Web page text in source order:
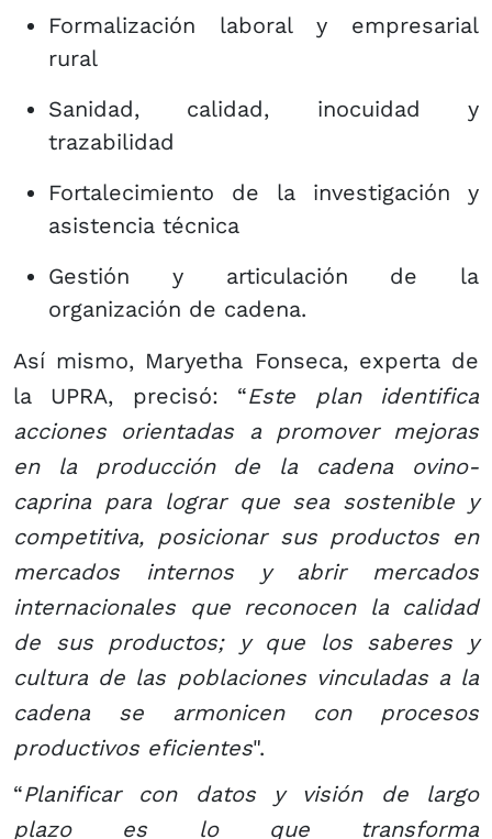
Formalización laboral y empresarial
rural
Sanidad, calidad, inocuidad y
trazabilidad
Fortalecimiento de la investigación y
asistencia técnica
Gestión y articulación de la
organización de cadena.
Así mismo, Maryetha Fonseca, experta de
la UPRA, precisó: “Este plan identifica
acciones orientadas a promover mejoras
en la producción de la cadena ovino-
caprina para lograr que sea sostenible y
competitiva, posicionar sus productos en
mercados internos y abrir mercados
internacionales que reconocen la calidad
de sus productos; y que los saberes y
cultura de las poblaciones vinculadas a la
cadena se armonicen con procesos
productivos eficientes".
“Planificar con datos y visión de largo
plazo es lo que transforma